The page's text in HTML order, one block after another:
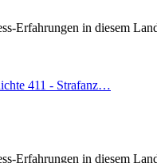
Erfahrungen in diesem
411 - Strafanz…
Erfahrungen in diesem